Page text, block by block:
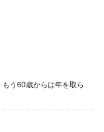
う60歳からは年を取ら